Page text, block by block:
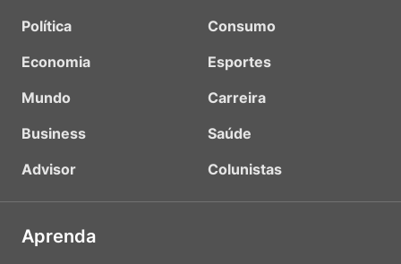
Política
Economia
Mundo
Business
Advisor
Consumo
Esportes
Carreira
Saúde
Colunistas
Aprenda